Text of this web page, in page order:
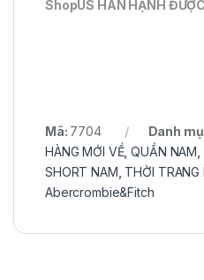
ShopUS HÂN HẠNH
Mã: 7704 Danh
HÀNG MỚI VỀ,QUẦN NAM
SHORT NAM THỜI TRANG
Abercrombie&Fitch